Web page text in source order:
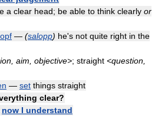
a clear head; be able to think clearly or
— (salopp) he's not quite right in the
aim, objective>; straight <question,
— set things straight
clear?
now I understand